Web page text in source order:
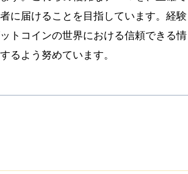
に届けることを目指しています。経験
トコインの世界における信頼できる情
るよう努めています。